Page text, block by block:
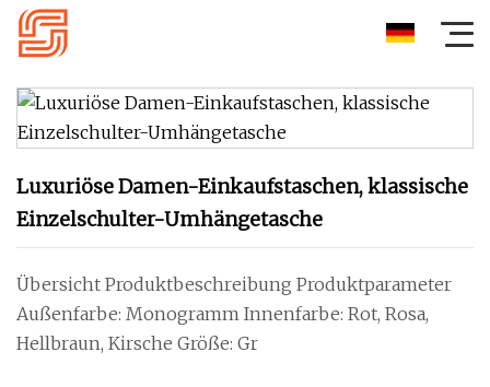
Luxuriöse Damen-Einkaufstaschen, klassische
Einzelschulter-Umhängetasche
Übersicht Produktbeschreibung Produktparameter
Außenfarbe: Monogramm Innenfarbe: Rot, Rosa,
Hellbraun, Kirsche Größe: Gr